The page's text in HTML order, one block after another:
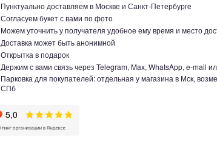
Пунктуально доставляем в Москве и Санкт-Петербурге
Согласуем букет с вами по фото
Можем уточнить у получателя удобное ему время и место
Доставка может быть анонимной
Открытка в подарок
Держим с вами связь через Telegram, Max, WhatsApp, e-mail
Парковка для покупателей: отдельная у магазина в Мск,
СПб